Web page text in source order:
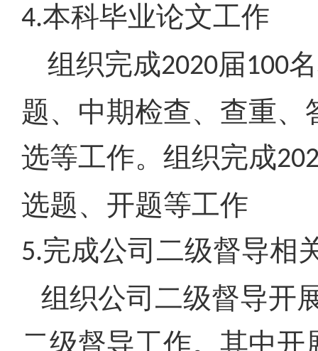
4.本科毕业论文工作
组织完成2020届100
题、中期检查、查重
选等工作。组织完成
选题、开题等工作
5.完成公司二级督导相
组织公司二级督导开
二级督导工作。其中开